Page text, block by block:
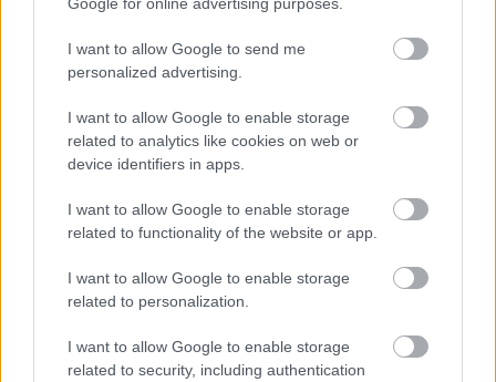
I want to allow Google to send me
personalized advertising.
I want to allow Google to enable storage
related to analytics like cookies on web or
device identifiers in apps.
I want to allow Google to enable storage
related to functionality of the website or app.
I want to allow Google to enable storage
related to personalization.
I want to allow Google to enable storage
related to security, including authentication